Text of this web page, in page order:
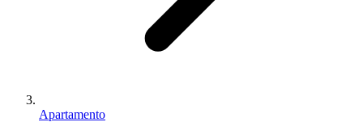
Apartamento